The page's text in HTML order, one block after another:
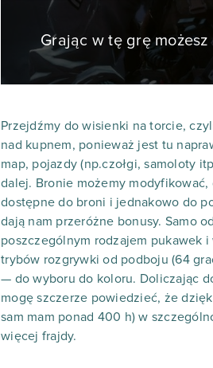
Grając w tę grę
Przejdźmy do wisienki na torcie,
nad kupnem, ponieważ jest tu
map, pojazdy (np.czołgi, samoloty
dalej. Bronie możemy
dostępne do broni i jednakowo do
dają nam przeróżne bonusy. Samo
poszczególnym rodzajem pukawek
trybów rozgrywki od podboju (64
— do wyboru do koloru. Doliczając
mogę szczerze powiedzieć, że
sam mam ponad 400 h) w
więcej frajdy.